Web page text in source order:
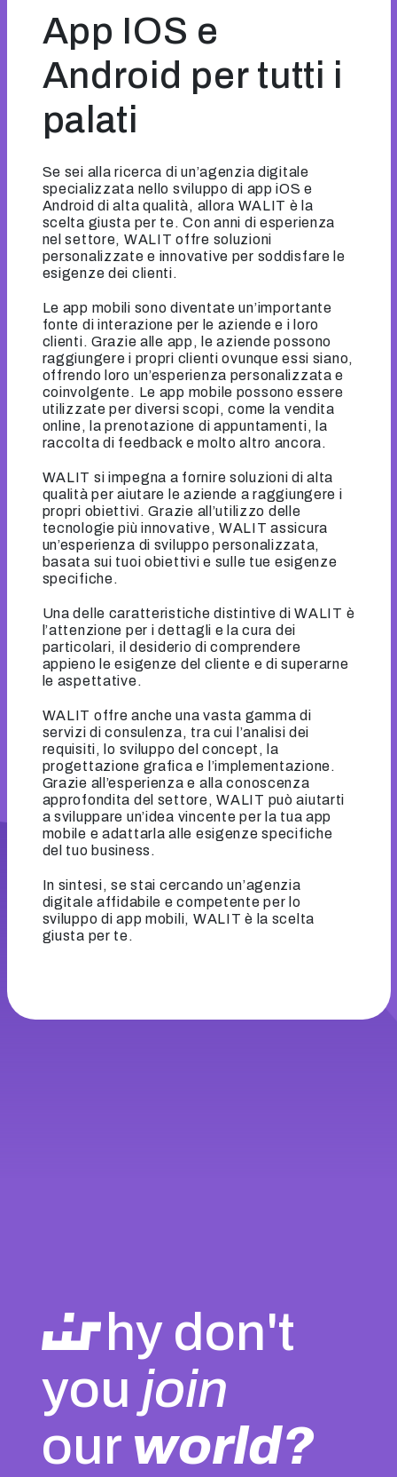
App IOS e
Android per tutti i
palati
Se sei alla ricerca di un’agenzia digitale
specializzata nello sviluppo di app iOS e
Android di alta qualità, allora WALIT è la
scelta giusta per te. Con anni di esperienza
nel settore, WALIT offre soluzioni
personalizzate e innovative per soddisfare le
esigenze dei clienti.
Le app mobili sono diventate un’importante
fonte di interazione per le aziende e i loro
clienti. Grazie alle app, le aziende possono
raggiungere i propri clienti ovunque essi siano,
offrendo loro un’esperienza personalizzata e
coinvolgente. Le app mobile possono essere
utilizzate per diversi scopi, come la vendita
online, la prenotazione di appuntamenti, la
raccolta di feedback e molto altro ancora.
WALIT si impegna a fornire soluzioni di alta
qualità per aiutare le aziende a raggiungere i
propri obiettivi. Grazie all’utilizzo delle
tecnologie più innovative, WALIT assicura
un’esperienza di sviluppo personalizzata,
basata sui tuoi obiettivi e sulle tue esigenze
specifiche.
Una delle caratteristiche distintive di WALIT è
l’attenzione per i dettagli e la cura dei
particolari, il desiderio di comprendere
appieno le esigenze del cliente e di superarne
le aspettative.
WALIT offre anche una vasta gamma di
servizi di consulenza, tra cui l’analisi dei
requisiti, lo sviluppo del concept, la
progettazione grafica e l’implementazione.
Grazie all’esperienza e alla conoscenza
approfondita del settore, WALIT può aiutarti
a sviluppare un’idea vincente per la tua app
mobile e adattarla alle esigenze specifiche
del tuo business.
In sintesi, se stai cercando un’agenzia
digitale affidabile e competente per lo
sviluppo di app mobili, WALIT è la scelta
giusta per te.
hy don't
you join
our world?